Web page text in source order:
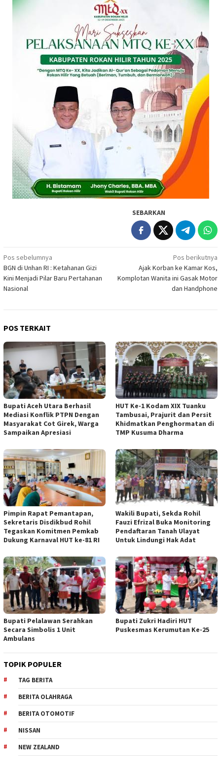
SEBARKAN
Navigasi
pos
Pos sebelumnya
BGN di Unhan RI : Ketahanan Gizi
Kini Menjadi Pilar Baru Pertahanan
Nasional
Pos berikutnya
Ajak Korban ke Kamar Kos,
Komplotan Wanita ini Gasak Motor
dan Handphone
POS TERKAIT
Bupati Aceh Utara Berhasil
Mediasi Konflik PTPN Dengan
Masyarakat Cot Girek, Warga
Sampaikan Apresiasi
HUT Ke-1 Kodam XIX Tuanku
Tambusai, Prajurit dan Persit
Khidmatkan Penghormatan di
TMP Kusuma Dharma
Pimpin Rapat Pemantapan,
Sekretaris Disdikbud Rohil
Tegaskan Komitmen Pemkab
Dukung Karnaval HUT ke-81 RI
Wakili Bupati, Sekda Rohil
Fauzi Efrizal Buka Monitoring
Pendaftaran Tanah Ulayat
Untuk Lindungi Hak Adat
Bupati Pelalawan Serahkan
Secara Simbolis 1 Unit
Ambulans
Bupati Zukri Hadiri HUT
Puskesmas Kerumutan Ke-25
TOPIK POPULER
TAG BERITA
BERITA OLAHRAGA
BERITA OTOMOTIF
NISSAN
NEW ZEALAND